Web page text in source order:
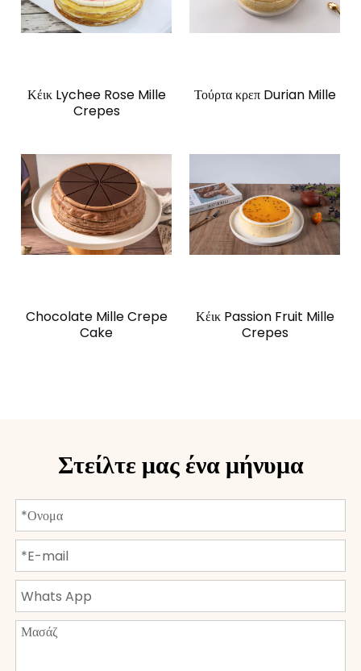
Κέικ Lychee Rose Mille
Crepes
Τούρτα κρεπ Durian Mille
Chocolate Mille Crepe
Cake
Κέικ Passion Fruit Mille
Crepes
Στείλτε μας ένα μήνυμα